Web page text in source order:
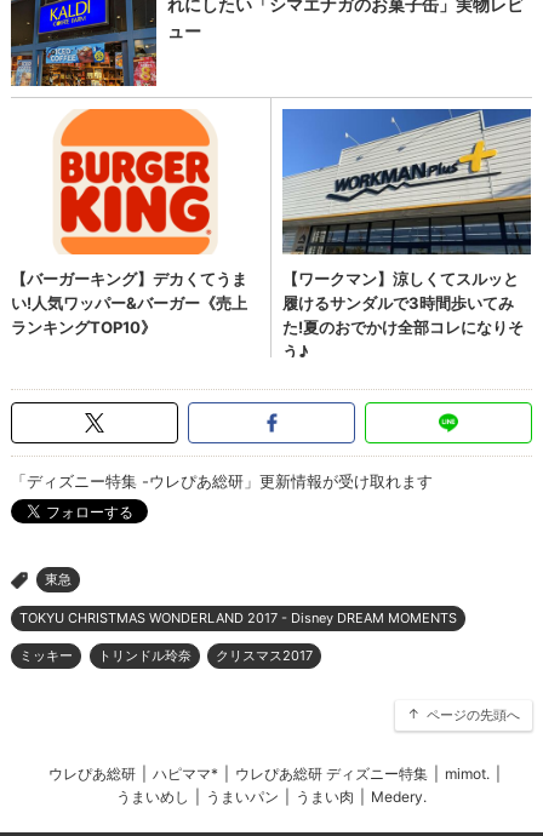
「ディズニー特集 -ウレぴあ総研」更新情報が受け取れます
> 東急
TOKYU CHRISTMAS WONDERLAND 2017 - Disney DREAM MOMENTS
ミッキー トリンドル玲奈 クリスマス2017
ページの先頭へ
ウレぴあ総研 ハピママ* ウレぴあ総研 ディズニー特集 mimot.
うまいめし
うまいパン うまい肉 Medery.